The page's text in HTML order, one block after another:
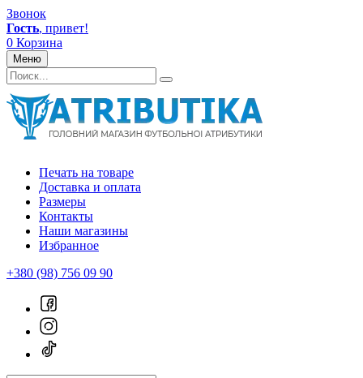
Звонок
Гость, привет!
0 Корзина
Меню
Печать на товаре
Доставка и оплата
Размеры
Контакты
Наши магазины
Избранное
+380 (98) 756 09 90